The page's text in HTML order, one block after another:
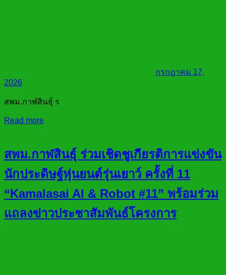
กรกฎาคม 17,
2026
สพม.กาฬสินธุ์ ร
Read more
สพม.กาฬสินธุ์ ร่วมเชิดชูเกียรติการแข่งขัน
นักประดิษฐ์หุ่นยนต์รุ่นเยาว์ ครั้งที่ 11
“Kamalasai AI & Robot #11” พร้อมร่วม
แถลงข่าวประชาสัมพันธ์โครงการ